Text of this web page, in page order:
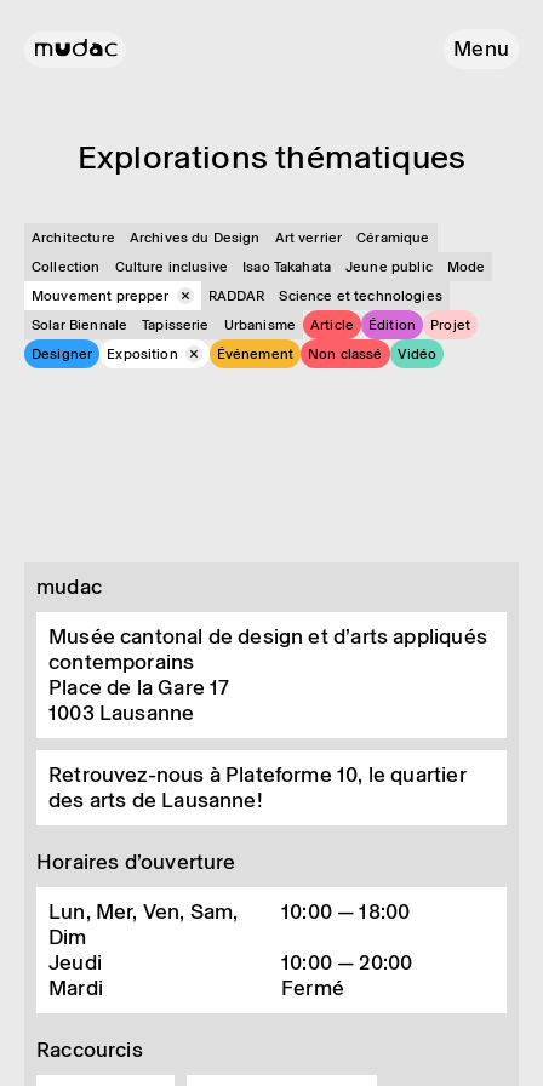
Menu
Explo­ra­tions théma­tiques
Architecture Archives du Design Art verrier
Céramique
Collection
Culture inclusive Isao Takahata Jeune public
Mode
Mouvement prepper
RADDAR
Science et technologies
Solar Biennale
Tapisserie Urbanisme Article Édition
Projet
Designer
Exposition Événement Non classé Vidéo
mudac
Musée cantonal de design et d’arts appliqués
contemporains
Place de la Gare 17
1003 Lausanne
Retrouvez-nous à Plateforme 10, le quartier
des arts de Lausanne!
Horaires d’ouverture
Lun, Mer, Ven, Sam,
Dim
10:00 — 18:00
Jeudi
10:00 — 20:00
Mardi
Fermé
Raccourcis